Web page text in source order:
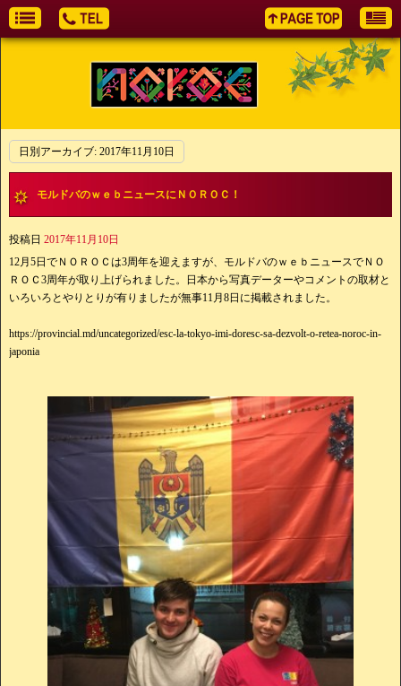
日別アーカイブ: 2017年11月10日
モルドバのｗｅｂニュースにＮＯＲＯＣ！
投稿日 2017年11月10日
12月5日でＮＯＲＯＣは3周年を迎えますが、モルドバのｗｅｂニュースでＮＯ
ＲＯＣ3周年が取り上げられました。日本から写真データーやコメントの取材と
いろいろとやりとりが有りましたが無事11月8日に掲載されました。
https://provincial.md/uncategorized/esc-la-tokyo-imi-doresc-sa-dezvolt-o-retea-noroc-in-
japonia